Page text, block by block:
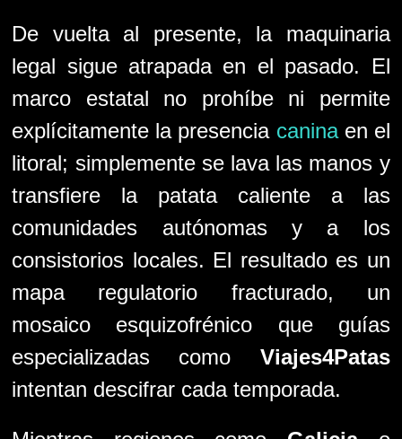
De vuelta al presente, la maquinaria
legal sigue atrapada en el pasado. El
marco estatal no prohíbe ni permite
explícitamente la presencia caninaen el
litoral; simplemente se lava las manos y
transfiere la patata caliente a las
comunidades autónomas y a los
consistorios locales. El resultado es un
mapa regulatorio fracturado, un
mosaico esquizofrénico que guías
especializadas como Viajes4Patas
intentan descifrar cada temporada.